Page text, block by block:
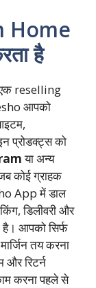
Home
है
reselling
आपको
प्रोडक्ट्स को
या अन्य
कोई ग्राहक
App में डाल
डिलीवरी और
आपको सिर्फ
तय करना
और रिटर्न
करना पहले से